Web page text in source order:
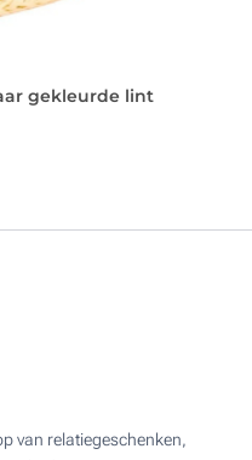
gekleurde lint
van relatiegeschenken,